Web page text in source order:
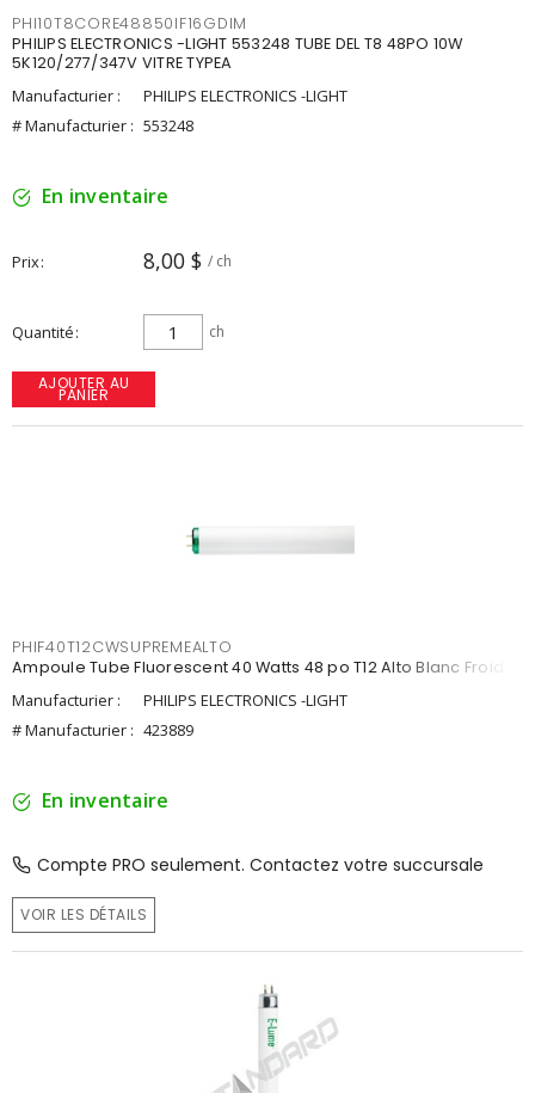
PHI10T8CORE48850IF16GDIM
PHILIPS ELECTRONICS -LIGHT 553248 TUBE DEL T8 48PO 10W
5K120/277/347V VITRE TYPEA
Manufacturier :
PHILIPS ELECTRONICS -LIGHT
# Manufacturier : 553248
En inventaire
Prix 8,00 $ / ch
Quantité ch
AJOUTER AU
PANIER
PHIF40T12CWSUPREMEALTO
Ampoule Tube Fluorescent 40 Watts 48 po T12 Alto Blanc Froid
Manufacturier :
PHILIPS ELECTRONICS -LIGHT
# Manufacturier : 423889
En inventaire
Compte PRO seulement. Contactez votre succursale
VOIR LES DÉTAILS